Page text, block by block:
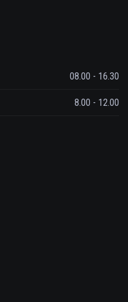
08.00 - 16.30
8.00 - 12.00